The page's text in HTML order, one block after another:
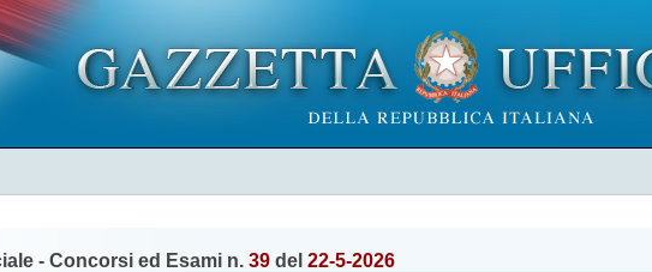
- Concorsi ed Esami n. 39 del 22-5-2026